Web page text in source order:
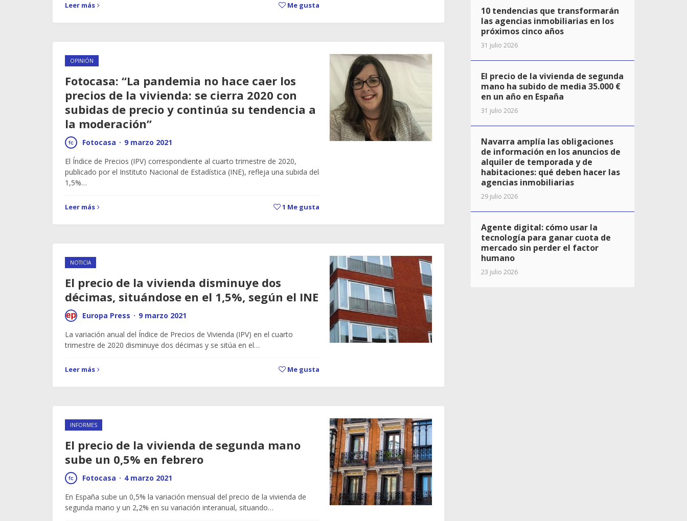
Leer más Me gusta
OPINIÓN
Fotocasa: “La pandemia no hace caer los
precios de la vivienda: se cierra 2020 con
subidas de precio y continúa su tendencia a
la moderación”
Fotocasa · 9 marzo 2021
El Índice de Precios (IPV) correspondiente al cuarto trimestre de 2020,
publicado por el Instituto Nacional de Estadística (INE), refleja una subida del
1,5%…
Leer más 1 Me gusta
NOTICIA
El precio de la vivienda disminuye dos
décimas, situándose en el 1,5%, según el INE
Europa Press · 9 marzo 2021
La variación anual del Índice de Precios de Vivienda (IPV) en el cuarto
trimestre de 2020 disminuye dos décimas y se sitúa en el…
Leer más Me gusta
INFORMES
El precio de la vivienda de segunda mano
sube un 0,5% en febrero
Fotocasa · 4 marzo 2021
En España sube un 0,5% la variación mensual del precio de la vivienda de
segunda mano y un 2,2% en su variación interanual, situando…
10 tendencias que transformarán
las agencias inmobiliarias en los
próximos cinco años
31 julio 2026
El precio de la vivienda de segunda
mano ha subido de media 35.000 €
en un año en España
31 julio 2026
Navarra amplía las obligaciones
de información en los anuncios de
alquiler de temporada y de
habitaciones: qué deben hacer las
agencias inmobiliarias
29 julio 2026
Agente digital: cómo usar la
tecnología para ganar cuota de
mercado sin perder el factor
humano
23 julio 2026